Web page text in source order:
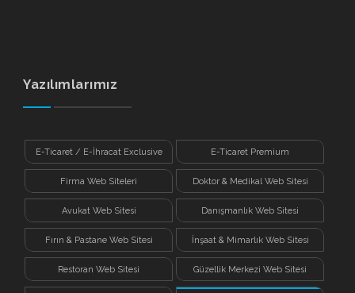
Yazılımlarımız
E-Ticaret / E-İhracat Exclusive E-Ticaret Premium
Firma Web Siteleri Doktor & Medikal Web Sitesi
Avukat Web Sitesi Danışmanlık Web Sitesi
Fırın & Pastane Web Sitesi İnşaat & Mimarlık Web Sitesi
Restoran Web Sitesi Güzellik Merkezi Web Sitesi